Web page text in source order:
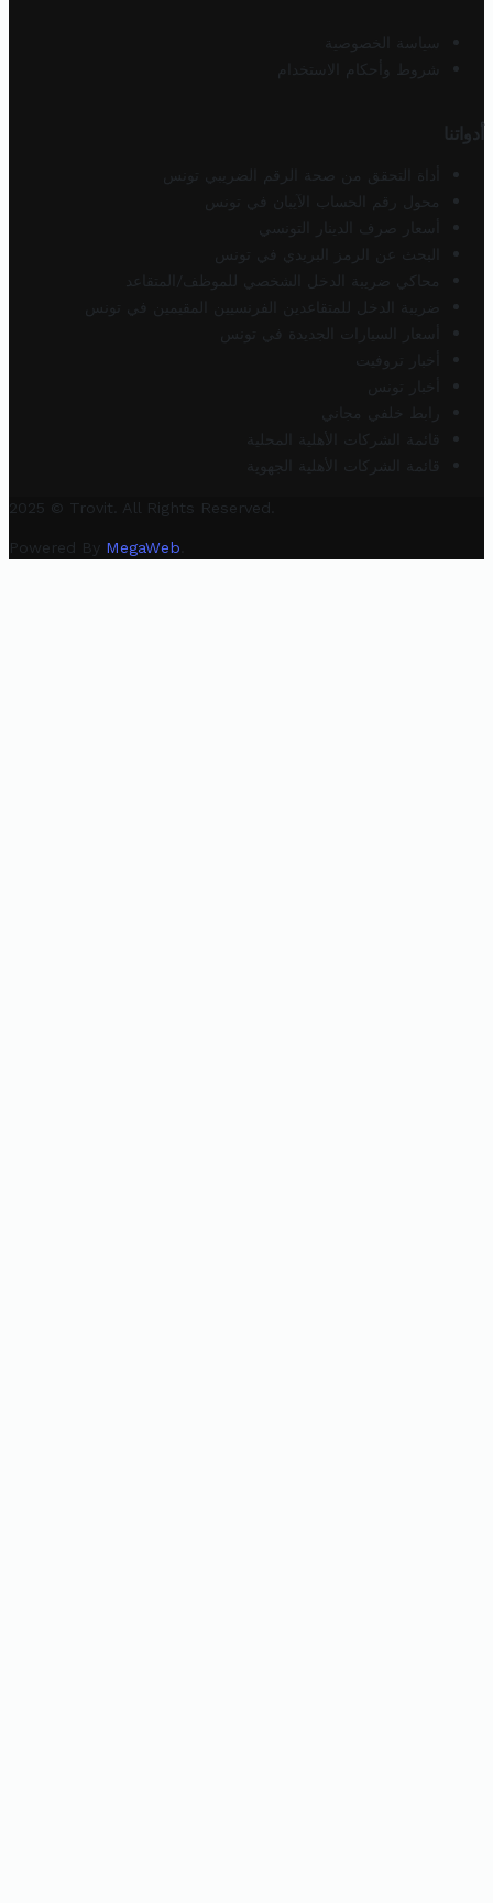
سياسة الخصوصية
شروط وأحكام الاستخدام
أدواتنا
أداة التحقق من صحة الرقم الضريبي تونس
محول رقم الحساب الآيبان في تونس
أسعار صرف الدينار التونسي
البحث عن الرمز البريدي في تونس
محاكي ضريبة الدخل الشخصي للموظف/المتقاعد
ضريبة الدخل للمتقاعدين الفرنسيين المقيمين في تونس
أسعار السيارات الجديدة في تونس
أخبار تروفيت
أخبار تونس
رابط خلفي مجاني
قائمة الشركات الأهلية المحلية
قائمة الشركات الأهلية الجهوية
2025 © Trovit. All Rights Reserved.
Powered By MegaWeb